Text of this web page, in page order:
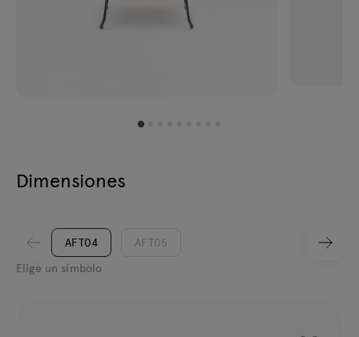
Dimensiones
AFT04
AFT05
Elige un símbolo